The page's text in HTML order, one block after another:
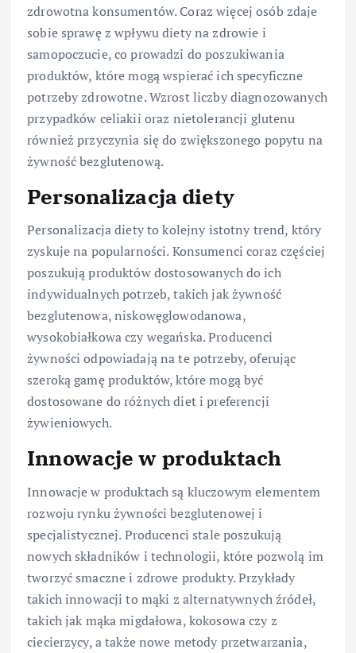
zdrowotna konsumentów. Coraz więcej osób zdaje
sobie sprawę z wpływu diety na zdrowie i
samopoczucie, co prowadzi do poszukiwania
produktów, które mogą wspierać ich specyficzne
potrzeby zdrowotne. Wzrost liczby diagnozowanych
przypadków celiakii oraz nietolerancji glutenu
również przyczynia się do zwiększonego popytu na
żywność bezglutenową.
Personalizacja diety
Personalizacja diety to kolejny istotny trend, który
zyskuje na popularności. Konsumenci coraz częściej
poszukują produktów dostosowanych do ich
indywidualnych potrzeb, takich jak żywność
bezglutenowa, niskowęglowodanowa,
wysokobiałkowa czy wegańska. Producenci
żywności odpowiadają na te potrzeby, oferując
szeroką gamę produktów, które mogą być
dostosowane do różnych diet i preferencji
żywieniowych.
Innowacje w produktach
Innowacje w produktach są kluczowym elementem
rozwoju rynku żywności bezglutenowej i
specjalistycznej. Producenci stale poszukują
nowych składników i technologii, które pozwolą im
tworzyć smaczne i zdrowe produkty. Przykłady
takich innowacji to mąki z alternatywnych źródeł,
takich jak mąka migdałowa, kokosowa czy z
ciecierzycy, a także nowe metody przetwarzania,